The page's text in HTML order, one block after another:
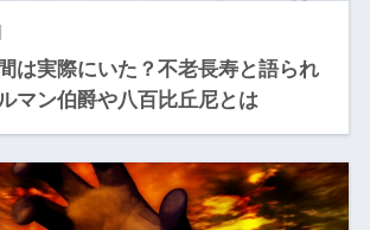
は実際にいた？不老長寿と語られ
マン伯爵や八百比丘尼とは